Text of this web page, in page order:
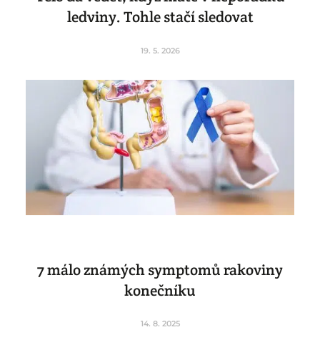
ledviny. Tohle stačí sledovat
19. 5. 2026
7 málo známých symptomů rakoviny
konečníku
14. 8. 2025